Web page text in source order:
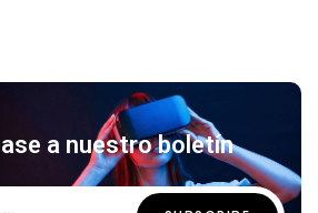
a nuestro boletín